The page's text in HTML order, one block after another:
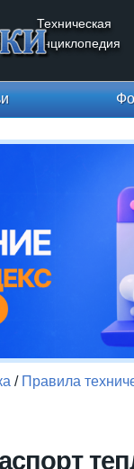
Техническая
энциклопедия
/ Правила